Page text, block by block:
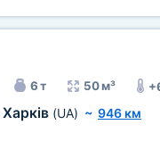
6 т 50 м³
Харків (UA) ~ 946 км